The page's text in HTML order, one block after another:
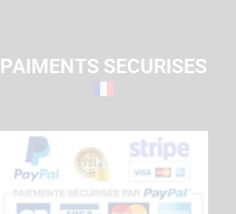
PAIMENTS SECURISES